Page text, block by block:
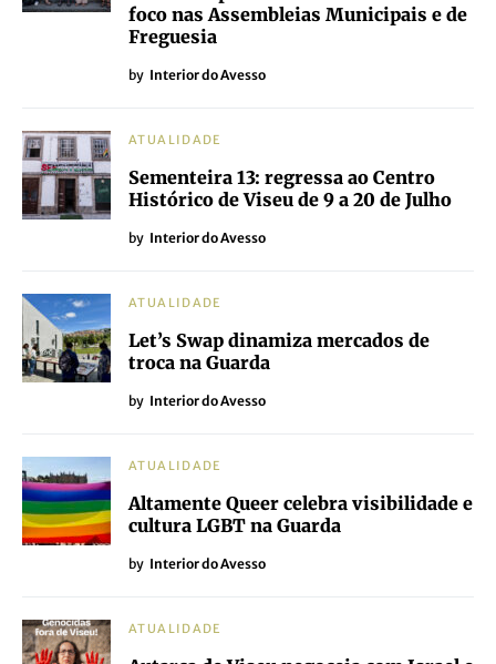
foco nas Assembleias Municipais e de
Freguesia
by Interior do Avesso
ATUALIDADE
Sementeira 13: regressa ao Centro
Histórico de Viseu de 9 a 20 de Julho
by Interior do Avesso
ATUALIDADE
Let’s Swap dinamiza mercados de
troca na Guarda
by Interior do Avesso
ATUALIDADE
Altamente Queer celebra visibilidade e
cultura LGBT na Guarda
by Interior do Avesso
ATUALIDADE